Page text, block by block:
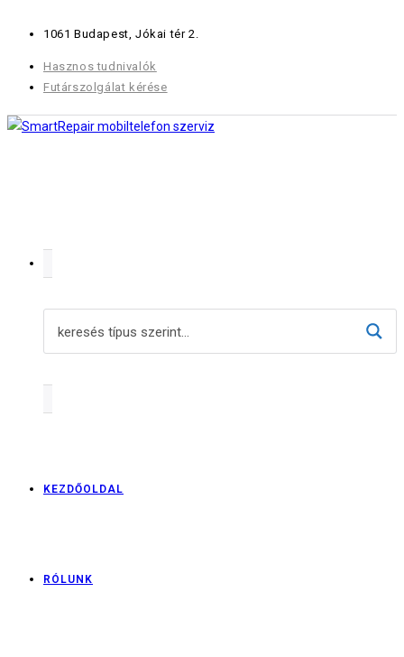
content
1061 Budapest, Jókai tér 2.
Hasznos tudnivalók
Futárszolgálat kérése
KEZDŐOLDAL
RÓLUNK